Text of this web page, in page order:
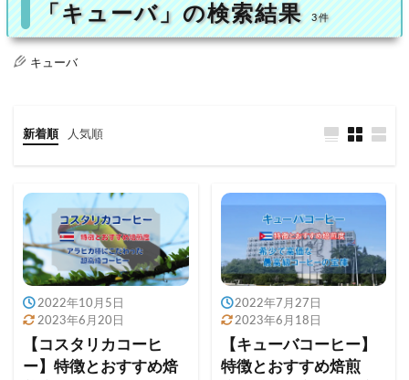
「キューバ」の検索結果 3件
キューバ
新着順 人気順
2022年10月5日
2023年6月20日
【コスタリカコーヒ
ー】特徴とおすすめ焙
2022年7月27日
2023年6月18日
【キューバコーヒー】
特徴とおすすめ焙煎